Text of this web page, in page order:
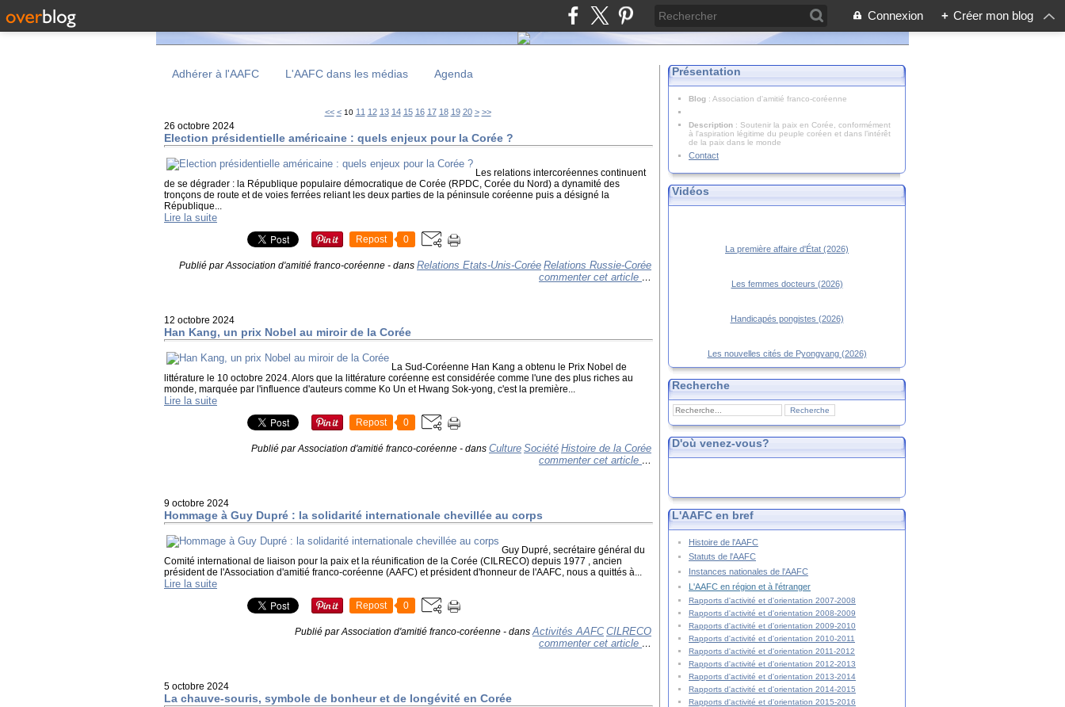
Connexion + Créer mon blog
Adhérer à l'AAFC L'AAFC dans les médias Agenda
<< < 10 11 12 13 14 15 16 17 18 19 20 30
40
50
60
70
80
90
100
200
> >>
26 octobre 2024
Election présidentielle américaine : quels enjeux pour la Corée ?
Les relations intercoréennes continuent
de se dégrader : la République populaire démocratique de Corée (RPDC, Corée du Nord) a dynamité des
tronçons de route et de voies ferrées reliant les deux parties de la péninsule coréenne puis a désigné la
République...
Lire la suite
Repost 0
Publié par Association d'amitié franco-coréenne - dans Relations Etats-Unis-Corée Relations Russie-Corée
commenter cet article …
12 octobre 2024
Han Kang, un prix Nobel au miroir de la Corée
La Sud-Coréenne Han Kang a obtenu le Prix Nobel de
littérature le 10 octobre 2024. Alors que la littérature coréenne est considérée comme l'une des plus riches au
monde, marquée par l'influence d'auteurs comme Ko Un et Hwang Sok-yong, c'est la première...
Lire la suite
Repost 0
Publié par Association d'amitié franco-coréenne - dans Culture Société Histoire de la Corée
commenter cet article …
9 octobre 2024
Hommage à Guy Dupré : la solidarité internationale chevillée au corps
Guy Dupré, secrétaire général du
Comité international de liaison pour la paix et la réunification de la Corée (CILRECO) depuis 1977 , ancien
président de l'Association d'amitié franco-coréenne (AAFC) et président d'honneur de l'AAFC, nous a quittés à...
Lire la suite
Repost 0
Publié par Association d'amitié franco-coréenne - dansActivités AAFC CILRECO
commenter cet article …
5 octobre 2024
La chauve-souris, symbole de bonheur et de longévité en Corée
Présentation
Blog : Association d'amitié franco-coréenne
Description : Soutenir la paix en Corée, conformément
à l'aspiration légitime du peuple coréen et dans l’intérêt
de la paix dans le monde
Contact
Vidéos
La première affaire d'État (2026)
Les femmes docteurs (2026)
Handicapés pongistes (2026)
Les nouvelles cités de Pyongyang (2026)
Recherche
D'où venez-vous?
L'AAFC en bref
Histoire de l'AAFC
Statuts de l'AAFC
Instances nationales de l'AAFC
L'AAFC en région et à l'étranger
Rapports d'activité et d'orientation 2007-2008
Rapports d'activité et d'orientation 2008-2009
Rapports d'activité et d'orientation 2009-2010
Rapports d'activité et d'orientation 2010-2011
Rapports d'activité et d'orientation 2011-2012
Rapports d'activité et d'orientation 2012-2013
Rapports d'activité et d'orientation 2013-2014
Rapports d'activité et d'orientation 2014-2015
Rapports d'activité et d'orientation 2015-2016